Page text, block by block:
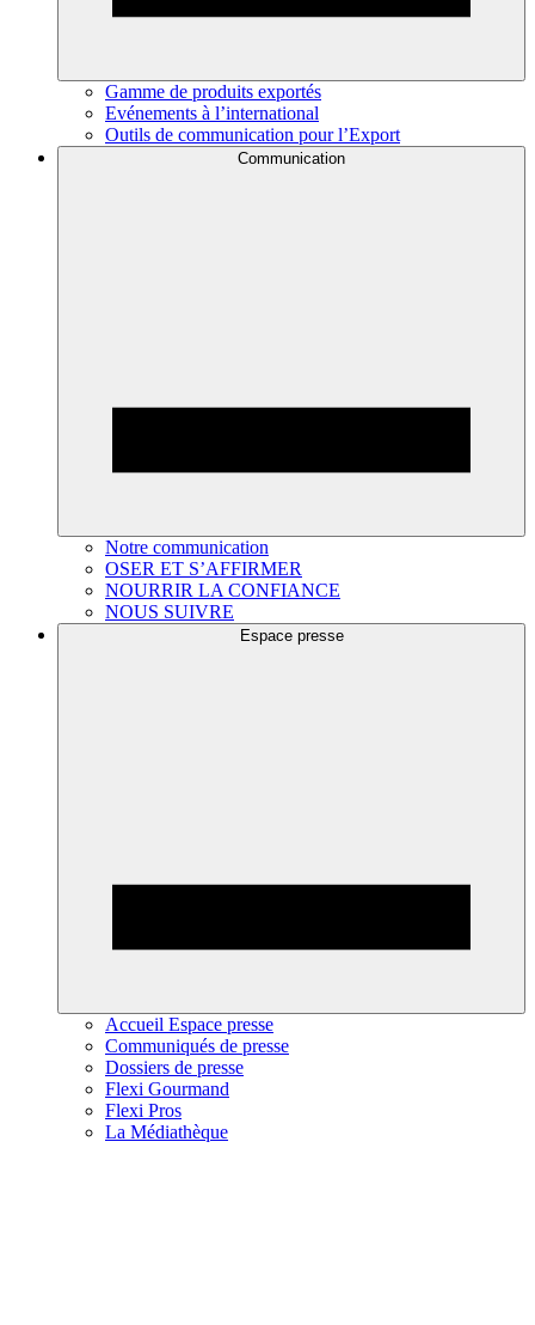
Gamme de produits exportés
Evénements à l’international
Outils de communication pour l’Export
Communication
Notre communication
OSER ET S’AFFIRMER
NOURRIR LA CONFIANCE
NOUS SUIVRE
Espace presse
Accueil Espace presse
Communiqués de presse
Dossiers de presse
Flexi Gourmand
Flexi Pros
La Médiathèque